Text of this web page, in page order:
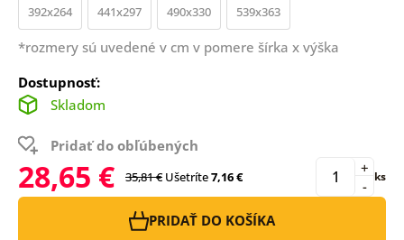
392x264 441x297 490x330 539x363
*rozmery sú uvedené v cm v pomere šírka x výška
Dostupnosť:
Skladom
Pridať do obľúbených
28,65 € 35,81 € Ušetríte7,16 € -
+ ks
PRIDAŤ DO KOŠÍKA